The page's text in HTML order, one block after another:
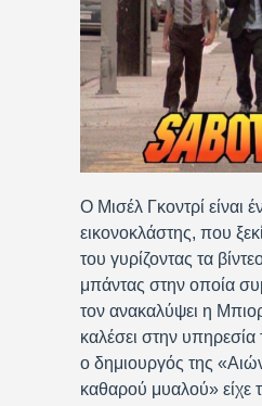
Ο Μισέλ Γκοντρί είναι
εικονοκλάστης, που
του γυρίζοντας τα
μπάντας στην οποία
τον ανακαλύψει η
καλέσει στην υπηρεσία
ο δημιουργός της
καθαρού μυαλού» είχε